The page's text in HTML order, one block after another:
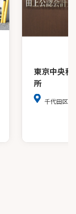
東京中央
所
千代田区麹